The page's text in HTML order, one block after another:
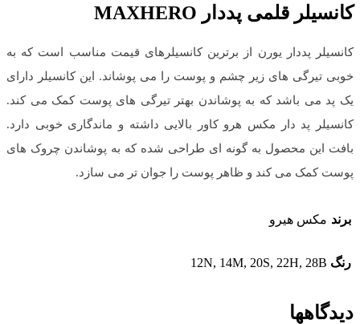
کانسیلر قلمی پددار MAXHERO
کانسیلر پددار یورن از برترین کانسیلرهای قیمت مناسب است که به
خوبی تیرگی های زیر چشم و پوست را می پوشاند. این کانسیلر دارای
یک پد می باشد که به پوشاندن بهتر تیرگی های پوست کمک می کند.
کانسیلر پد دار مکس هرو کاور بالایی داشته و ماندگاری خوبی دارد.
بافت این محصول به گونه ای طراحی شده که به پوشاندن چروک های
پوست کمک می کند و ظاهر پوست را جوان تر می سازد.
برند مکس هیرو
رنگ 12N, 14M, 20S, 22H, 28B
دیدگاهها